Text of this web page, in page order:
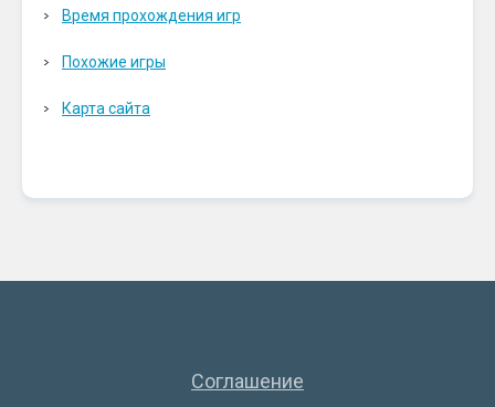
Время прохождения игр
Похожие игры
Карта сайта
Соглашение